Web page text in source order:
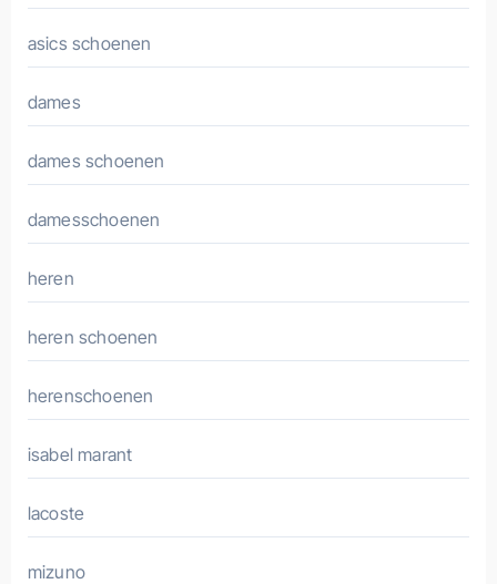
asics schoenen
dames
dames schoenen
damesschoenen
heren
heren schoenen
herenschoenen
isabel marant
lacoste
mizuno